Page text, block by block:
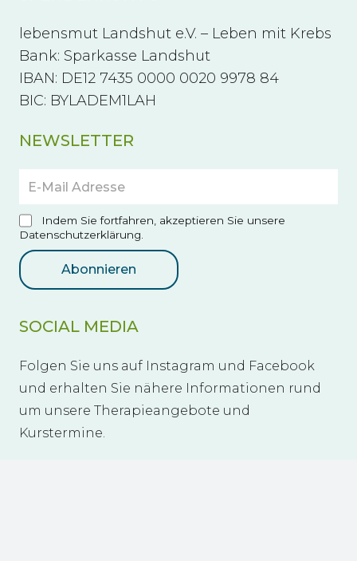
lebensmut Landshut e.V. – Leben mit Krebs
Bank: Sparkasse Landshut
IBAN: DE12 7435 0000 0020 9978 84
BIC: BYLADEM1LAH
NEWSLETTER
Indem Sie fortfahren, akzeptieren Sie unsere
Datenschutzerklärung.
SOCIAL MEDIA
Folgen Sie uns auf Instagram und Facebook
und erhalten Sie nähere Informationen rund
um unsere Therapieangebote und
Kurstermine.